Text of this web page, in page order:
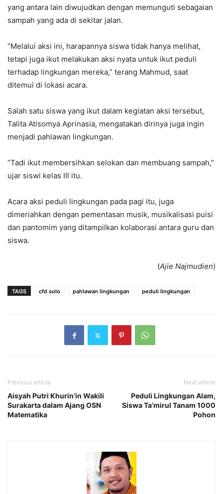
yang antara lain diwujudkan dengan memunguti sebagaian
sampah yang ada di sekitar jalan.
“Melalui aksi ini, harapannya siswa tidak hanya melihat,
tetapi juga ikut melakukan aksi nyata untuk ikut peduli
terhadap lingkungan mereka,” terang Mahmud, saat
ditemui di lokasi acara.
Salah satu siswa yang ikut dalam kegiatan aksi tersebut,
Talita Atisomya Aprinasia, mengatakan dirinya juga ingin
menjadi pahlawan lingkungan.
“Tadi ikut membersihkan selokan dan membuang sampah,”
ujar siswi kelas III itu.
Acara aksi peduli lingkungan pada pagi itu, juga
dimeriahkan dengan pementasan musik, musikalisasi puisi
dan pantomim yang ditampilkan kolaborasi antara guru dan
siswa.
(Ajie Najmudien)
TAGS cfd solo pahlawan lingkungan peduli lingkungan
Previous article
Aisyah Putri Khurin’in Wakili
Surakarta dalam Ajang OSN
Matematika
Next article
Peduli Lingkungan Alam,
Siswa Ta’mirul Tanam 1000
Pohon